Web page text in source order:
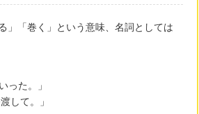
」「巻く」という意味、名詞としては
た。」
して。」